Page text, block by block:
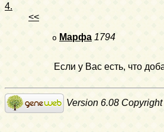
4.
<<
o Марфа 1794
Если у Вас есть, что
Version 6.08